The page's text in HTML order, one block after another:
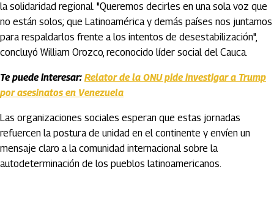
la solidaridad regional. "Queremos decirles en una sola voz que
no están solos; que Latinoamérica y demás países nos juntamos
para respaldarlos frente a los intentos de desestabilización",
concluyó William Orozco, reconocido líder social del Cauca.
Te puede interesar: Relator de la ONU pide investigar a Trump
por asesinatos en Venezuela
Las organizaciones sociales esperan que estas jornadas
refuercen la postura de unidad en el continente y envíen un
mensaje claro a la comunidad internacional sobre la
autodeterminación de los pueblos latinoamericanos.